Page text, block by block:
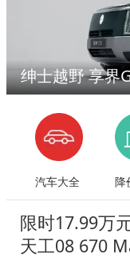
汽车大全 降
限时17.99万
天工08 670